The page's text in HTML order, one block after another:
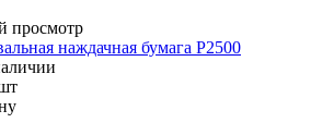
просмотр
наждачная бумага P2500